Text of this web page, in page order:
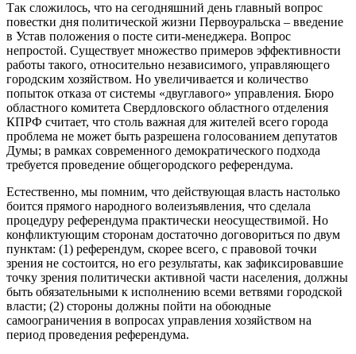
Так сложилось, что на сегодняшний день главный вопрос
повестки дня политической жизни Первоуральска – введение
в Устав положения о посте сити-менеджера. Вопрос
непростой. Существует множество примеров эффективности
работы такого, относительно независимого, управляющего
городским хозяйством. Но увеличивается и количество
попыток отказа от системы «двуглавого» управления. Бюро
областного комитета Свердловского областного отделения
КПРФ считает, что столь важная для жителей всего города
проблема не может быть разрешена голосованием депутатов
Думы; в рамках современного демократического подхода
требуется проведение общегородского референдума.
Естественно, мы помним, что действующая власть настолько
боится прямого народного волеизъявления, что сделала
процедуру референдума практически неосуществимой. Но
конфликтующим сторонам достаточно договориться по двум
пунктам: (1) референдум, скорее всего, с правовой точки
зрения не состоится, но его результаты, как зафиксировавшие
точку зрения политически активной части населения, должны
быть обязательными к исполнению всеми ветвями городской
власти; (2) стороны должны пойти на обоюдные
самоограничения в вопросах управления хозяйством на
период проведения референдума.